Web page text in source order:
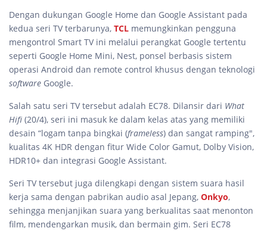
Dengan dukungan Google Home dan Google Assistant pada
kedua seri TV terbarunya, TCL memungkinkan pengguna
mengontrol Smart TV ini melalui perangkat Google tertentu
seperti Google Home Mini, Nest, ponsel berbasis sistem
operasi Android dan remote control khusus dengan teknologi
software Google.
Salah satu seri TV tersebut adalah EC78. Dilansir dari What
Hifi (20/4), seri ini masuk ke dalam kelas atas yang memiliki
desain “logam tanpa bingkai (frameless) dan sangat ramping",
kualitas 4K HDR dengan fitur Wide Color Gamut, Dolby Vision,
HDR10+ dan integrasi Google Assistant.
Seri TV tersebut juga dilengkapi dengan sistem suara hasil
kerja sama dengan pabrikan audio asal Jepang, Onkyo,
sehingga menjanjikan suara yang berkualitas saat menonton
film, mendengarkan musik, dan bermain gim. Seri EC78